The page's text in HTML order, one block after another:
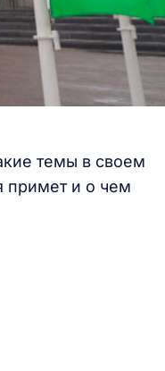
темы в своем
примет и о чем